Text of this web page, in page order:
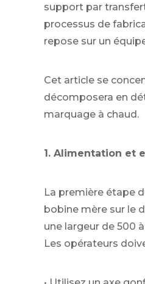
support par
processus de
repose sur un
Cet article se
décomposera en
marquage à chaud.
1. Alimentation et
La première étape
bobine mère sur le
une largeur de 500
Les opérateurs